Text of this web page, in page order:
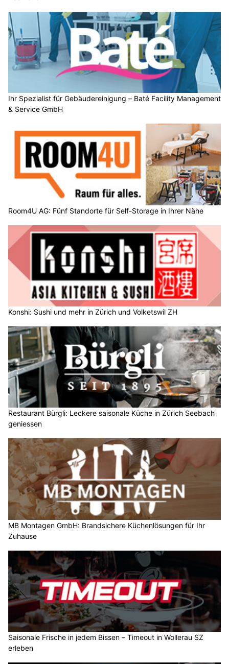
Ihr Spezialist für Gebäudereinigung – Baté Facility Management
& Service GmbH
Room4U AG: Fünf Standorte für Self-Storage in Ihrer Nähe
Konshi: Sushi und mehr in Zürich und Volketswil ZH
Restaurant Bürgli: Leckere saisonale Küche in Zürich Seebach
geniessen
MB Montagen GmbH: Brandsichere Küchenlösungen für Ihr
Zuhause
Saisonale Frische in jedem Bissen – Timeout in Wollerau SZ
erleben